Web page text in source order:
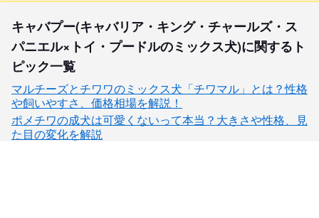
キャバプー(キャバリア・キング・チャールズ・ス
パニエル×トイ・プードルのミックス犬)に関するト
ピック一覧
マルチーズとチワワのミックス犬「チワマル」とは？性格
や飼いやすさ、価格相場を解説！
ポメチワの成犬は可愛くないって本当？大きさや性格、見
た目の変化を解説